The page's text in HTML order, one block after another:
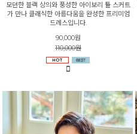
모던한 블랙 상의와 풍성한 아이보리 튤 스커트
가 만나 클래식한 아름다움을 완성한 프리미엄
드레스입니다.
90,000원
110,000원